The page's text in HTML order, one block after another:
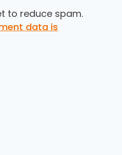
to reduce spam.
data is